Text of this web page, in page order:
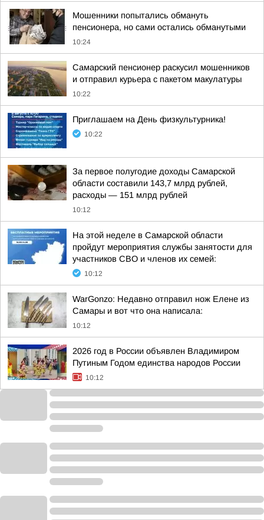
Мошенники попытались обмануть
пенсионера, но сами остались обманутыми
10:24
Самарский пенсионер раскусил мошенников
и отправил курьера с пакетом макулатуры
10:22
Приглашаем на День физкультурника!
10:22
За первое полугодие доходы Самарской
области составили 143,7 млрд рублей,
расходы — 151 млрд рублей
10:12
На этой неделе в Самарской области
пройдут мероприятия службы занятости для
участников СВО и членов их семей:
10:12
WarGonzo: Недавно отправил нож Елене из
Самары и вот что она написала:
10:12
2026 год в России объявлен Владимиром
Путиным Годом единства народов России
10:12